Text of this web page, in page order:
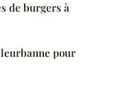
de burgers à
pour